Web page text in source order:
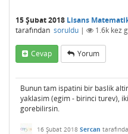
15 Şubat 2018 Lisans
tarafından soruldu | 1.6k kez
Cevap Yorum
Bunun tam ispatini bir baslik
yaklasim (egim - birinci turev),
gorebilirsin.
16 Şubat 2018 Sercan